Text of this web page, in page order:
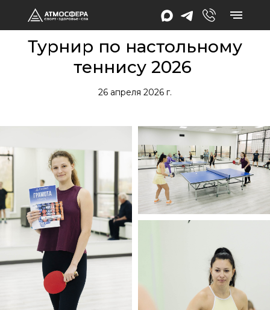
Турнир по настольному
теннису 2026
26 апреля 2026 г.